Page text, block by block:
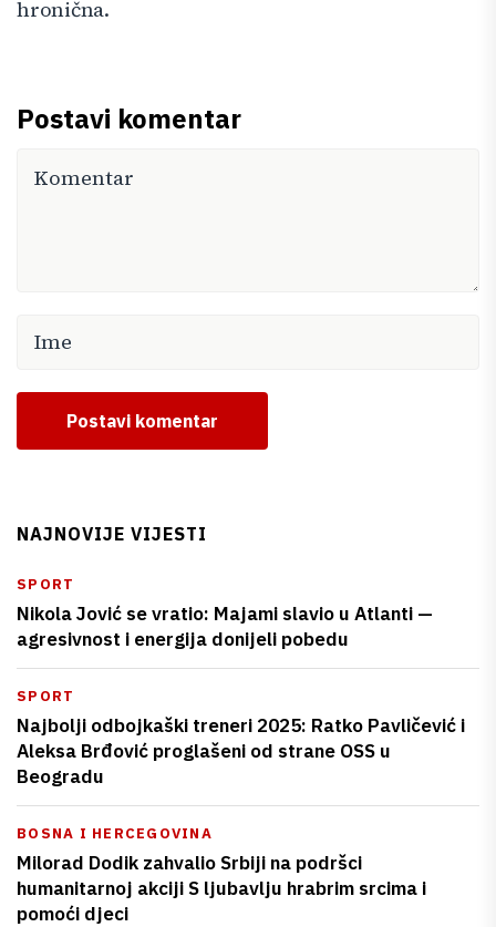
hronična.
Postavi komentar
Postavi komentar
NAJNOVIJE VIJESTI
SPORT
Nikola Jović se vratio: Majami slavio u Atlanti —
agresivnost i energija donijeli pobedu
SPORT
Najbolji odbojkaški treneri 2025: Ratko Pavličević i
Aleksa Brđović proglašeni od strane OSS u
Beogradu
BOSNA I HERCEGOVINA
Milorad Dodik zahvalio Srbiji na podršci
humanitarnoj akciji S ljubavlju hrabrim srcima i
pomoći djeci